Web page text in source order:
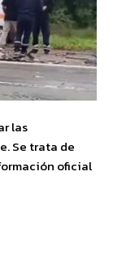
las
Se trata de
oficial